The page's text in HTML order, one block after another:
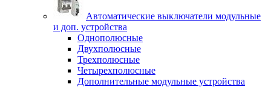
Автоматические выключатели модульные
и доп. устройства
Однополюсные
Двухполюсные
Трехполюсные
Четырехполюсные
Дополнительные модульные устройства